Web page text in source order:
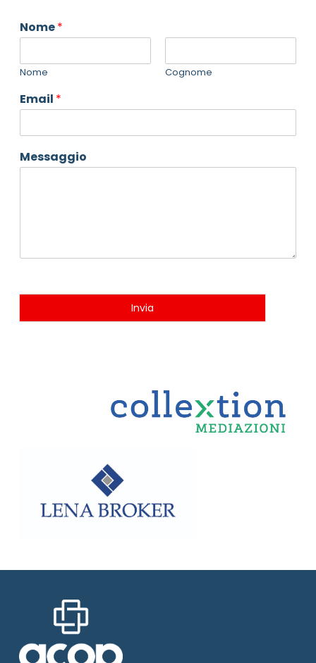
Nome*
Nome Cognome
Email *
Messaggio
Invia